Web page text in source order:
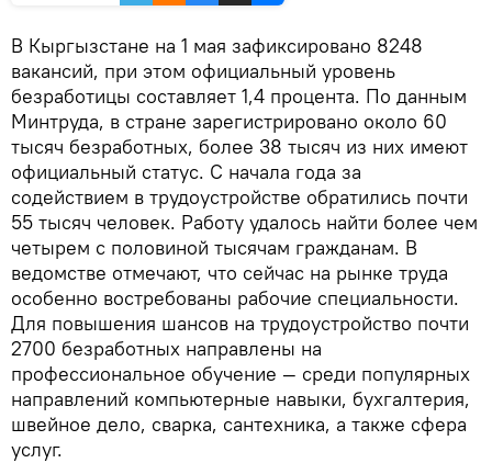
В Кыргызстане на 1 мая зафиксировано 8248
вакансий, при этом официальный уровень
безработицы составляет 1,4 процента. По данным
Минтруда, в стране зарегистрировано около 60
тысяч безработных, более 38 тысяч из них имеют
официальный статус. С начала года за
содействием в трудоустройстве обратились почти
55 тысяч человек. Работу удалось найти более чем
четырем с половиной тысячам гражданам. В
ведомстве отмечают, что сейчас на рынке труда
особенно востребованы рабочие специальности.
Для повышения шансов на трудоустройство почти
2700 безработных направлены на
профессиональное обучение — среди популярных
направлений компьютерные навыки, бухгалтерия,
швейное дело, сварка, сантехника, а также сфера
услуг.